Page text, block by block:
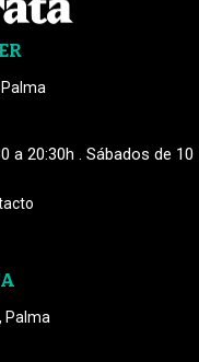
a 20:30h . Sábados de 10
Palma